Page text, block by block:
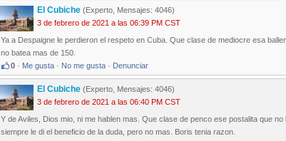
El Cubiche (Experto, Mensajes: 4046)
3 de febrero de 2021 a las 06:39 PM CST
Ya a Despaigne le perdieron el respeto en Cuba. Que clase de mediocre esa
no batea mas de 150.
0 · Me gusta · No me gusta · Denunciar
El Cubiche (Experto, Mensajes: 4046)
3 de febrero de 2021 a las 06:40 PM CST
Y de Aviles, Dios mio, ni me hablen mas. Que clase de penco ese postalita que
siempre le di el beneficio de la duda, pero no mas. Boris tenia razon.